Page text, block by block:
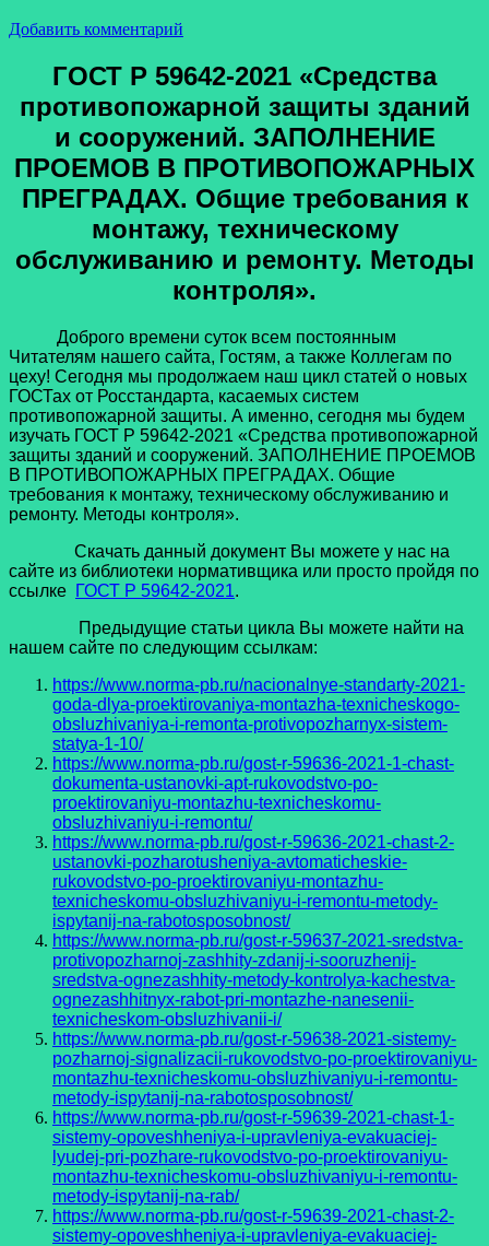
Добавить комментарий
ГОСТ Р 59642-2021 «Средства
противопожарной защиты зданий
и сооружений. ЗАПОЛНЕНИЕ
ПРОЕМОВ В ПРОТИВОПОЖАРНЫХ
ПРЕГРАДАХ. Общие требования к
монтажу, техническому
обслуживанию и ремонту. Методы
контроля».
Доброго времени суток всем постоянным
Читателям нашего сайта, Гостям, а также Коллегам по
цеху! Сегодня мы продолжаем наш цикл статей о новых
ГОСТах от Росстандарта, касаемых систем
противопожарной защиты. А именно, сегодня мы будем
изучать ГОСТ Р 59642-2021 «Средства противопожарной
защиты зданий и сооружений. ЗАПОЛНЕНИЕ ПРОЕМОВ
В ПРОТИВОПОЖАРНЫХ ПРЕГРАДАХ. Общие
требования к монтажу, техническому обслуживанию и
ремонту. Методы контроля».
Скачать данный документ Вы можете у нас на
сайте из библиотеки нормативщика или просто пройдя по
ссылке ГОСТ Р 59642-2021.
Предыдущие статьи цикла Вы можете найти на
нашем сайте по следующим ссылкам:
https://www.norma-pb.ru/nacionalnye-standarty-2021-
goda-dlya-proektirovaniya-montazha-texnicheskogo-
obsluzhivaniya-i-remonta-protivopozharnyx-sistem-
statya-1-10/
https://www.norma-pb.ru/gost-r-59636-2021-1-chast-
dokumenta-ustanovki-apt-rukovodstvo-po-
proektirovaniyu-montazhu-texnicheskomu-
obsluzhivaniyu-i-remontu/
https://www.norma-pb.ru/gost-r-59636-2021-chast-2-
ustanovki-pozharotusheniya-avtomaticheskie-
rukovodstvo-po-proektirovaniyu-montazhu-
texnicheskomu-obsluzhivaniyu-i-remontu-metody-
ispytanij-na-rabotosposobnost/
https://www.norma-pb.ru/gost-r-59637-2021-sredstva-
protivopozharnoj-zashhity-zdanij-i-sooruzhenij-
sredstva-ognezashhity-metody-kontrolya-kachestva-
ognezashhitnyx-rabot-pri-montazhe-nanesenii-
texnicheskom-obsluzhivanii-i/
https://www.norma-pb.ru/gost-r-59638-2021-sistemy-
pozharnoj-signalizacii-rukovodstvo-po-proektirovaniyu-
montazhu-texnicheskomu-obsluzhivaniyu-i-remontu-
metody-ispytanij-na-rabotosposobnost/
https://www.norma-pb.ru/gost-r-59639-2021-chast-1-
sistemy-opoveshheniya-i-upravleniya-evakuaciej-
lyudej-pri-pozhare-rukovodstvo-po-proektirovaniyu-
montazhu-texnicheskomu-obsluzhivaniyu-i-remontu-
metody-ispytanij-na-rab/
https://www.norma-pb.ru/gost-r-59639-2021-chast-2-
sistemy-opoveshheniya-i-upravleniya-evakuaciej-